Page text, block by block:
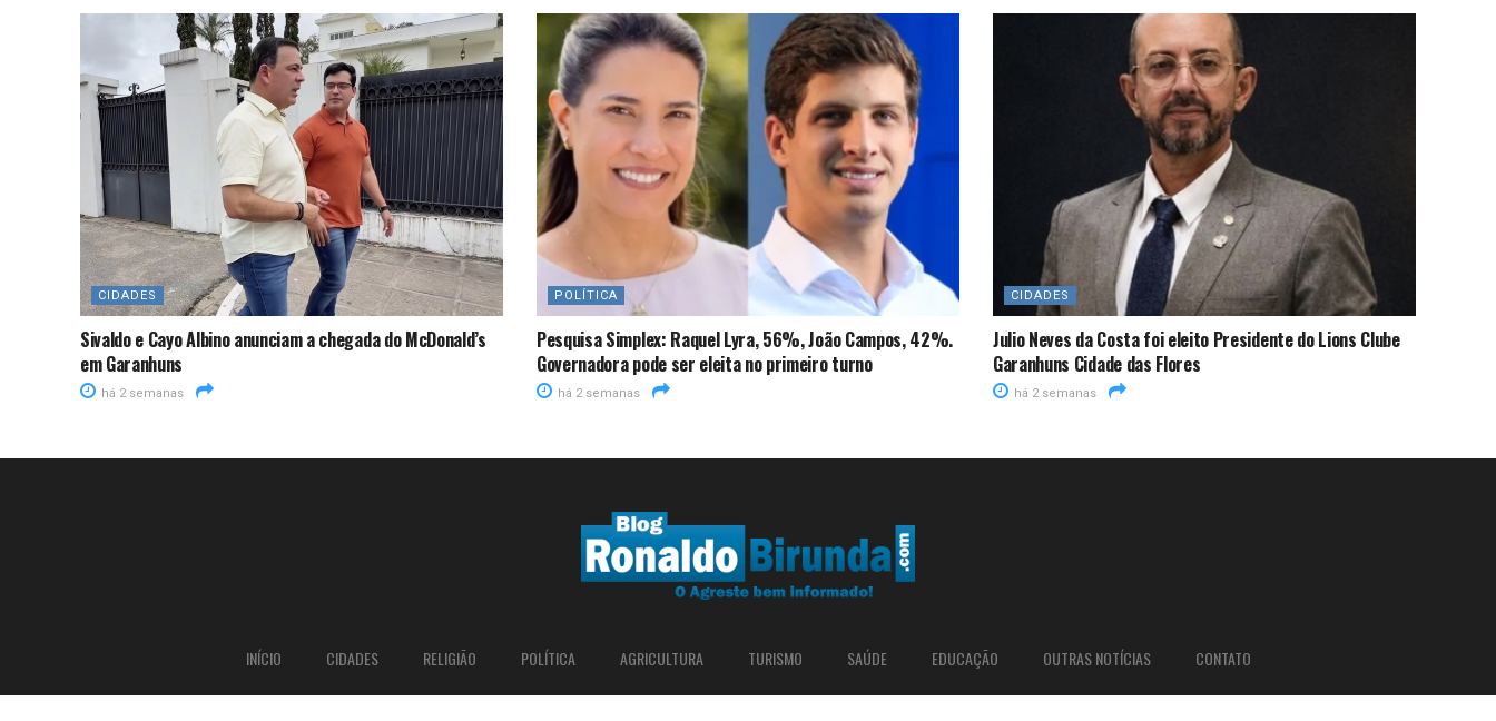
CIDADES
Sivaldo e Cayo Albino anunciam a chegada do McDonald’s
em Garanhuns
há 2 semanas
POLÍTICA
Pesquisa Simplex: Raquel Lyra, 56%, João Campos, 42%.
Governadora pode ser eleita no primeiro turno
há 2 semanas
CIDADES
Julio Neves da Costa foi eleito Presidente do Lions Clube
Garanhuns Cidade das Flores
há 2 semanas
INÍCIO CIDADES RELIGIÃO POLÍTICA AGRICULTURA TURISMO SAÚDE EDUCAÇÃO OUTRAS NOTÍCIAS CONTATO